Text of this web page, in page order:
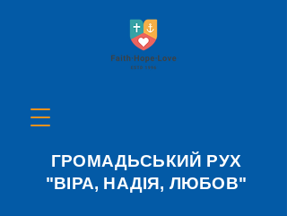
ГРОМАДЬСЬКИЙ РУХ
"ВІРА, НАДІЯ, ЛЮБОВ"